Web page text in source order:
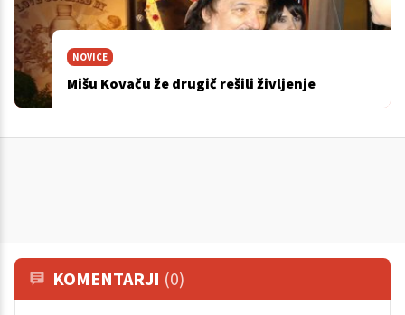
NOVICE
Mišu Kovaču že drugič rešili življenje
KOMENTARJI (0)